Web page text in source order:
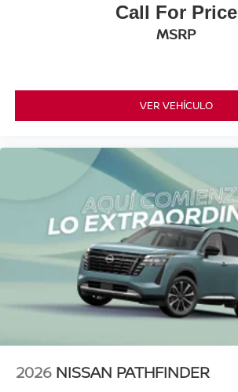
Call For Price
MSRP
VER VEHÍCULO
2026 NISSAN PATHFINDER